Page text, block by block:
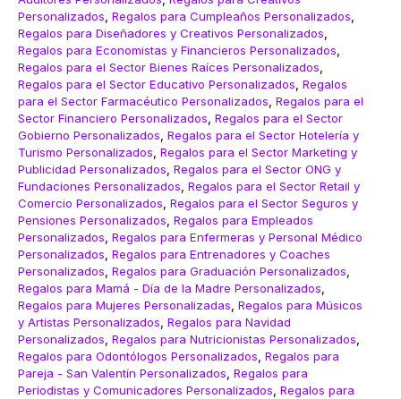
Personalizados, Regalos para Cumpleaños Personalizados,
Regalos para Diseñadores y Creativos Personalizados,
Regalos para Economistas y Financieros Personalizados,
Regalos para el Sector Bienes Raíces Personalizados,
Regalos para el Sector Educativo Personalizados, Regalos
para el Sector Farmacéutico Personalizados, Regalos para el
Sector Financiero Personalizados, Regalos para el Sector
Gobierno Personalizados, Regalos para el Sector Hotelería y
Turismo Personalizados, Regalos para el Sector Marketing y
Publicidad Personalizados, Regalos para el Sector ONG y
Fundaciones Personalizados, Regalos para el Sector Retail y
Comercio Personalizados, Regalos para el Sector Seguros y
Pensiones Personalizados, Regalos para Empleados
Personalizados, Regalos para Enfermeras y Personal Médico
Personalizados, Regalos para Entrenadores y Coaches
Personalizados, Regalos para Graduación Personalizados,
Regalos para Mamá - Día de la Madre Personalizados,
Regalos para Mujeres Personalizadas, Regalos para Músicos
y Artistas Personalizados, Regalos para Navidad
Personalizados, Regalos para Nutricionistas Personalizados,
Regalos para Odontólogos Personalizados, Regalos para
Pareja - San Valentín Personalizados, Regalos para
Periodistas y Comunicadores Personalizados, Regalos para